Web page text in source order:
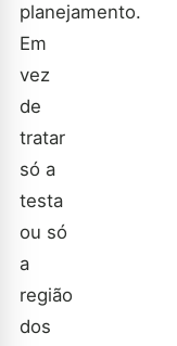
planejamento.
Em
vez
de
tratar
só a
testa
ou só
a
região
dos